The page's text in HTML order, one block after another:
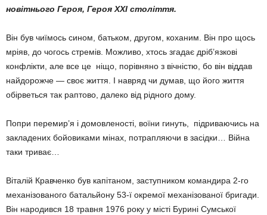
новітнього Героя, Героя ХХІ століття.
Він був чиїмось сином, батьком, другом, коханим. Він про щось
мріяв, до чогось стремів. Можливо, хтось згадає дріб’язкові
конфлікти, але все це ніщо, порівняно з вічністю, бо він віддав
найдорожче — своє життя. І навряд чи думав, що його життя
обірветься так раптово, далеко від рідного дому.
Попри перемир’я і домовленості, воїни гинуть, підриваючись на
закладених бойовиками мінах, потрапляючи в засідки… Війна
таки триває…
Віталій Кравченко був капітаном, заступником командира 2-го
механізованого батальйону 53-ї окремої механізованої бригади.
Він народився 18 травня 1976 року у місті Бурині Сумської